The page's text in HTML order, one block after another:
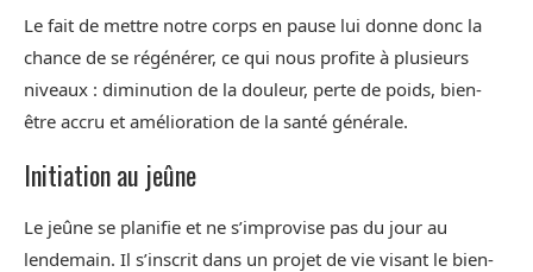
Le fait de mettre notre corps en pause lui donne donc la
chance de se régénérer, ce qui nous profite à plusieurs
niveaux : diminution de la douleur, perte de poids, bien-
être accru et amélioration de la santé générale.
Initiation au jeûne
Le jeûne se planifie et ne s’improvise pas du jour au
lendemain. Il s’inscrit dans un projet de vie visant le bien-